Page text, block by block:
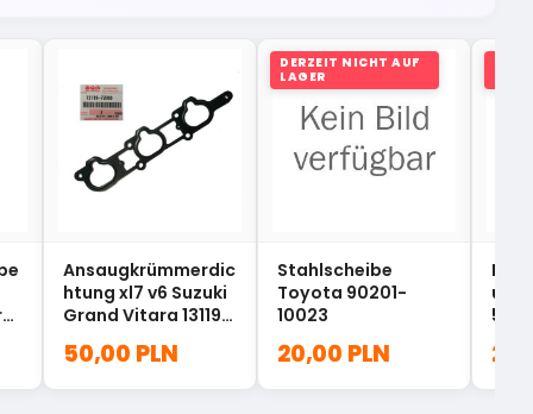
Ansaugkrümmerdic
htung xl7 v6 Suzuki
Grand Vitara 13119-
50,00 PLN
DERZEIT NICHT AUF
LAGER
Stahlscheibe
Toyota 90201-
10023
20,00 PLN
uss
CZ2